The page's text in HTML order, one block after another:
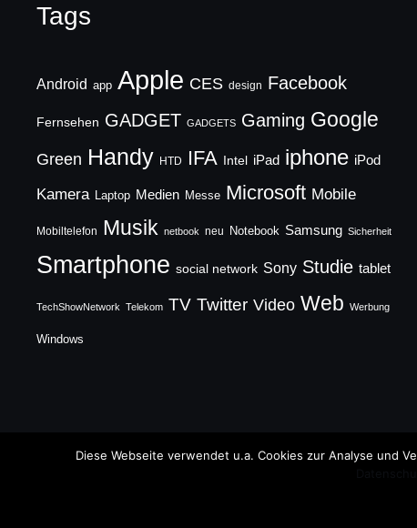
Tags
Android app Apple CES design Facebook
Fernsehen GADGET GADGETS Gaming Google
Green Handy HTD IFA Intel iPad iphone iPod
Kamera Laptop Medien Messe Microsoft Mobile
Mobiltelefon Musik netbook neu Notebook Samsung Sicherheit
Smartphone social network Sony Studie tablet
TechShowNetwork Telekom TV Twitter Video Web Werbung
Windows
Copyright © 2026 TechFieber Blog
Diese Webseite verwendet u.a. Cookies zur Analyse und